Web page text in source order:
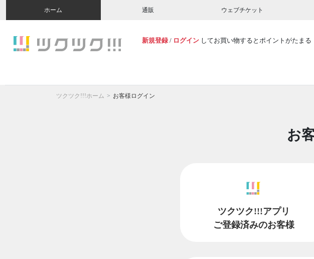
ホーム 通販 ウェブチケット
新規登録 / ログイン してお買い物するとポイントがたまる
ツクツク!!!ホーム お客様ログイン
お
ツクツク!!!アプリ
ご登録済みのお客様